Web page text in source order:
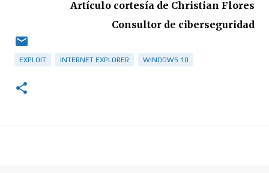
Artículo cortesía de Christian Flores
Consultor de ciberseguridad
EXPLOIT INTERNET EXPLORER WINDOWS 10